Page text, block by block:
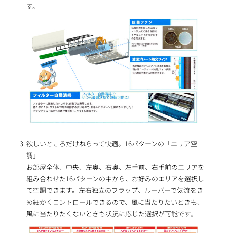
す。
欲しいところだけねらって快適。16パターンの「エリア空
調」
お部屋全体、中央、左奥、右奥、左手前、右手前のエリアを
組み合わせた16パターンの中から、お好みのエリアを選択し
て空調できます。左右独立のフラップ、ルーバーで気流をき
め細かくコントロールできるので、風に当たりたいときも、
風に当たりたくないときも状況に応じた選択が可能です。